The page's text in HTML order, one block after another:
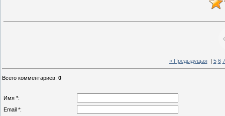
« Предыдущая| 5 6 7
Всего комментариев: 0
Имя *:
Email *: